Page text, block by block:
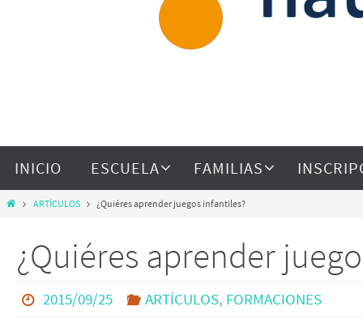
INICIO ESCUELA FAMILIAS
ARTÍCULOS ¿Quiéres aprender juegos infantiles?
¿Quiéres aprender
2015/09/25 ARTÍCULOS, FORMACIONES